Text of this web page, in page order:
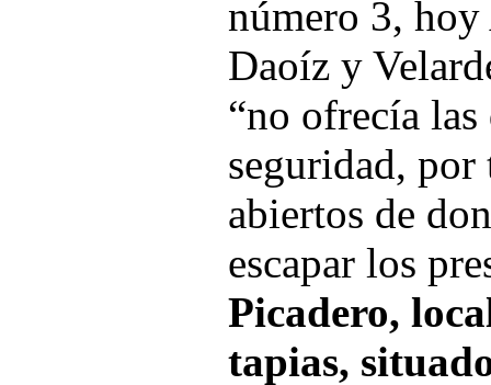
número 3,
Daoíz y
“no ofrecía las
seguridad, por
abiertos de
escapar los
Picadero,
tapias,